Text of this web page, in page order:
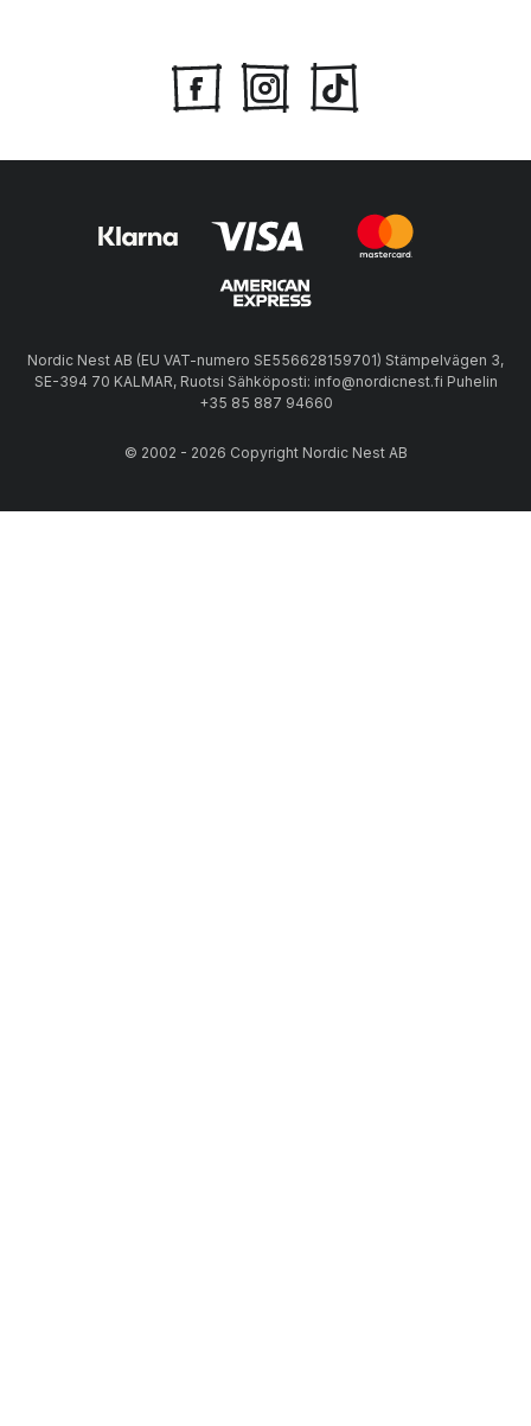
Nordic Nest AB (EU VAT-numero SE556628159701) Stämpelvägen 3,
SE-394 70 KALMAR, Ruotsi Sähköposti: info@nordicnest.fi Puhelin
+35 85 887 94660
© 2002 - 2026 Copyright Nordic Nest AB